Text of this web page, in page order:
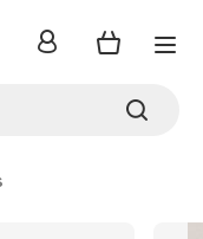
inloggen